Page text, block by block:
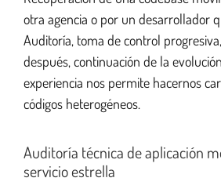
otra agencia o por un desarrollador
Auditoría, toma de control
después, continuación de la
experiencia nos permite hacernos
códigos heterogéneos.
Auditoría técnica de aplicación
servicio estrella